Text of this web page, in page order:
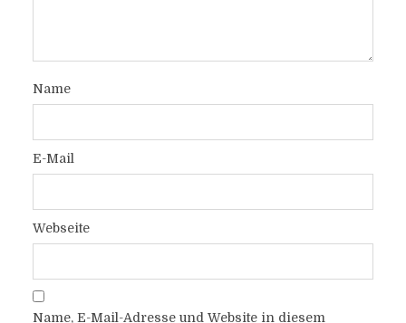
Name
E-Mail
Webseite
Name, E-Mail-Adresse und Website in diesem